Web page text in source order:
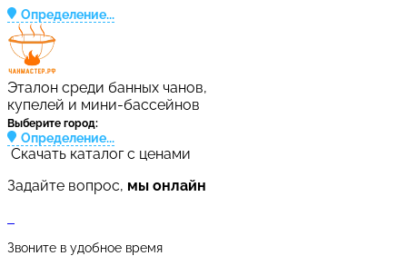
Определение...
Эталон среди банных чанов,
купелей и мини-бассейнов
Выберите город:
Определение...
Скачать каталог с ценами
Задайте вопрос, мы онлайн
Звоните в удобное время